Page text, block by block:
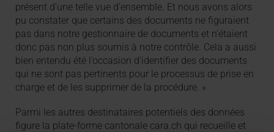
présent d’une telle vue d’ensemble. Et nous avons alors
pu constater que certains des documents ne figuraient
pas dans notre gestionnaire de documents et n’étaient
donc pas non plus soumis à notre contrôle. Cela a aussi
bien entendu été l’occasion d’identifier des documents
qui ne sont pas pertinents pour le processus de prise en
charge et de les supprimer de la procédure. »
Parmi les autres destinataires potentiels des données
figure la plate-forme cantonale cara.ch qui recueille et